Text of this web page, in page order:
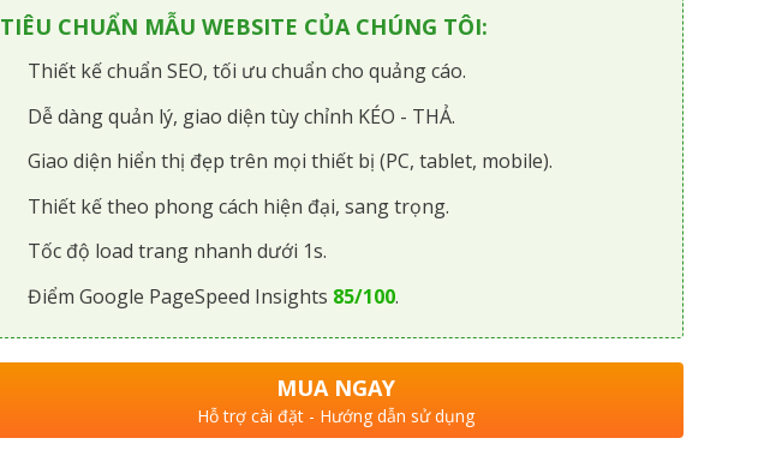
TIÊU CHUẨN MẪU WEBSITE CỦA CHÚNG TÔI:
Thiết kế chuẩn SEO, tối ưu chuẩn cho quảng cáo.
Dễ dàng quản lý, giao diện tùy chỉnh KÉO - THẢ.
Giao diện hiển thị đẹp trên mọi thiết bị (PC, tablet, mobile).
Thiết kế theo phong cách hiện đại, sang trọng.
Tốc độ load trang nhanh dưới 1s.
Điểm Google PageSpeed Insights 85/100.
MUA NGAY
Hỗ trợ cài đặt - Hướng dẫn sử dụng